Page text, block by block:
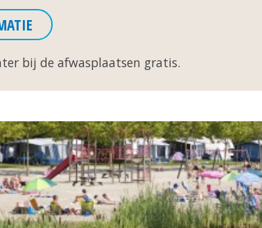
bij de afwasplaatsen gratis.